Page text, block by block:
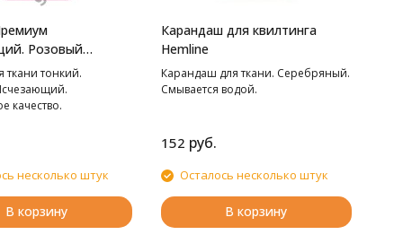
Розовый
ткани тонкий.
качество.
несколько штук
В корзину
Карандаш для квилтинга
Hemline
Карандаш для ткани. Серебряный.
Смывается водой.
152 руб.
Осталось несколько штук
В корзину